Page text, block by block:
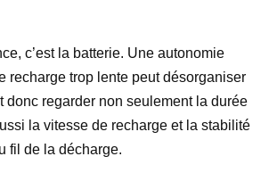
c’est la batterie. Une autonomie
recharge trop lente peut désorganiser
donc regarder non seulement la durée
la vitesse de recharge et la stabilité
fil de la décharge.